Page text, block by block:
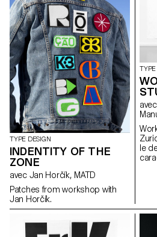
TYPE DESIGN
INDENTITY OF THE
ZONE
avec Jan Horčík, MATD
Patches from workshop with
Jan Horčík.
TYPE
avec Dimitri Bruni (NORM),
le